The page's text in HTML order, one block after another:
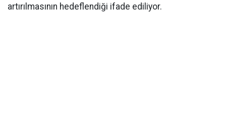
artırılmasının hedeflendiği ifade ediliyor.